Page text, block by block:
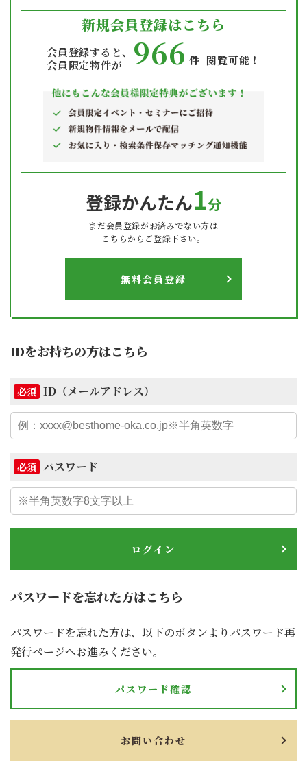
新規会員登録はこちら
会員登録すると、
会員限定物件が
966 件 閲覧可能！
登録かんたん1分
まだ会員登録がお済みでない方は
こちらからご登録下さい。
無料会員登録
IDをお持ちの方はこちら
必須 ID（メールアドレス）
必須 パスワード
ログイン
パスワードを忘れた方はこちら
パスワードを忘れた方は、以下のボタンよりパスワード再
発行ページへお進みください。
パスワード確認
お問い合わせ